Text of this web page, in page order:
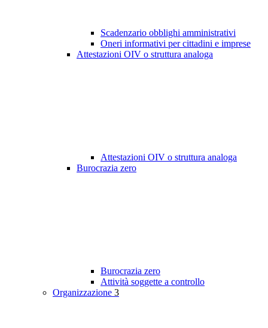
Scadenzario obblighi amministrativi
Oneri informativi per cittadini e imprese
Attestazioni OIV o struttura analoga
Attestazioni OIV o struttura analoga
Burocrazia zero
Burocrazia zero
Attività soggette a controllo
Organizzazione 3